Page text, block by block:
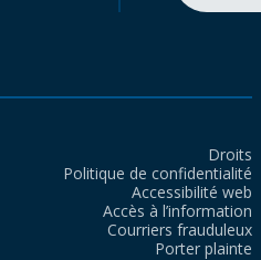
Droits
Politique de confidentialité
Accessibilité web
Accès à l’information
Courriers frauduleux
Porter plainte